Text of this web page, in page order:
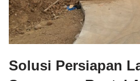
Solusi Persiapan